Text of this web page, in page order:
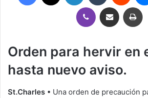
Viber Compartir por correo
Orden para hervir en
hasta nuevo aviso.
St.Charles • Una orden de precaución